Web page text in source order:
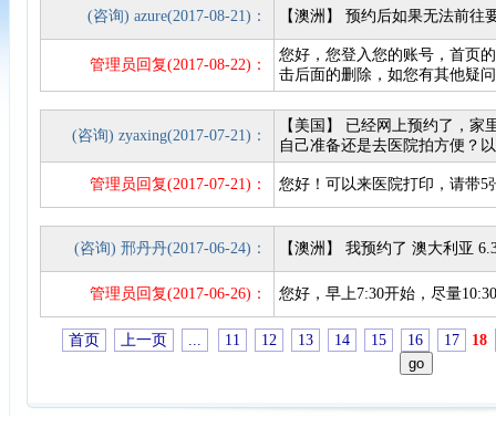
(咨询) azure(2017-08-21)： 【澳洲】 预约后如果无法前往
管理员回复(2017-08-22)：
您好，您登入您的账号，首页
击后面的删除，如您有其他疑
(咨询) zyaxing(2017-07-21)：
【美国】 已经网上预约了，
自己准备还是去医院拍方便？
管理员回复(2017-07-21)： 您好！可以来医院打印，请带5
(咨询) 邢丹丹(2017-06-24)： 【澳洲】 我预约了 澳大利亚
管理员回复(2017-06-26)： 您好，早上7:30开始，尽量
首页 上一页 ... 11 12 13 14 15 16 17 18